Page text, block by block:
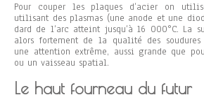
Pour couper les plaques d’acier on
utilisant des plasmas (une anode et une
dard de l’arc atteint jusqu’à 16 000°C. La
alors fortement de la qualité des
une attention extrême, aussi grande que
ou un vaisseau spatial.
Le haut fourneau du futur